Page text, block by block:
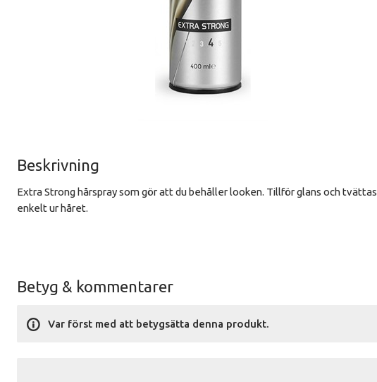
Beskrivning
Extra Strong hårspray som gör att du behåller looken. Tillför glans och tvättas
enkelt ur håret.
Betyg & kommentarer
Var först med att betygsätta denna produkt.